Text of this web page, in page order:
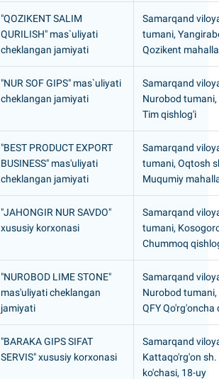
"QOZIKENT SALIM
QURILISH" mas`uliyati
cheklangan jamiyati
Samarqand
tumani,
Qozikent
"NUR SOF GIPS" mas`uliyati
cheklangan jamiyati
Samarqand
Nurobod tumani,
Tim qishlog'i
"BEST PRODUCT EXPORT
BUSINESS" mas'uliyati
cheklangan jamiyati
Samarqand
tumani, Oqtosh
Muqumiy
"JAHONGIR NUR SAVDO"
xususiy korxonasi
Samarqand
tumani,
Chummoq
"NUROBOD LIME STONE"
mas'uliyati cheklangan
jamiyati
Samarqand
Nurobod
QFY Qo'rg'oncha
"BARAKA GIPS SIFAT
SERVIS" xususiy korxonasi
Samarqand
Kattaqo'rg'on
ko'chasi, 18-uy